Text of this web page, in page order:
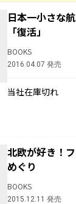
日本一小さな
「復活」
BOOKS
2016.04.07 発売
当社在庫切れ
北欧が好き！
めぐり
BOOKS
2015.12.11 発売